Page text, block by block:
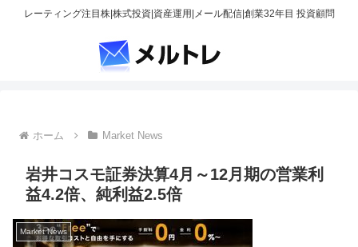
レーティング注目株|株式投資|資産運用|メール配信|創業32年目 投資顧問
ホーム Market News
岩井コスモ証券決算4月～12月期の営業利
益4.2倍、純利益2.5倍
Market News